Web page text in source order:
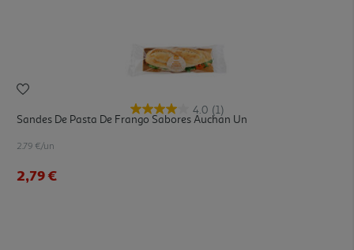
4.0 (1)
Sandes De Pasta De Frango Sabores Auchan Un
2.79 €/un
2,79 €